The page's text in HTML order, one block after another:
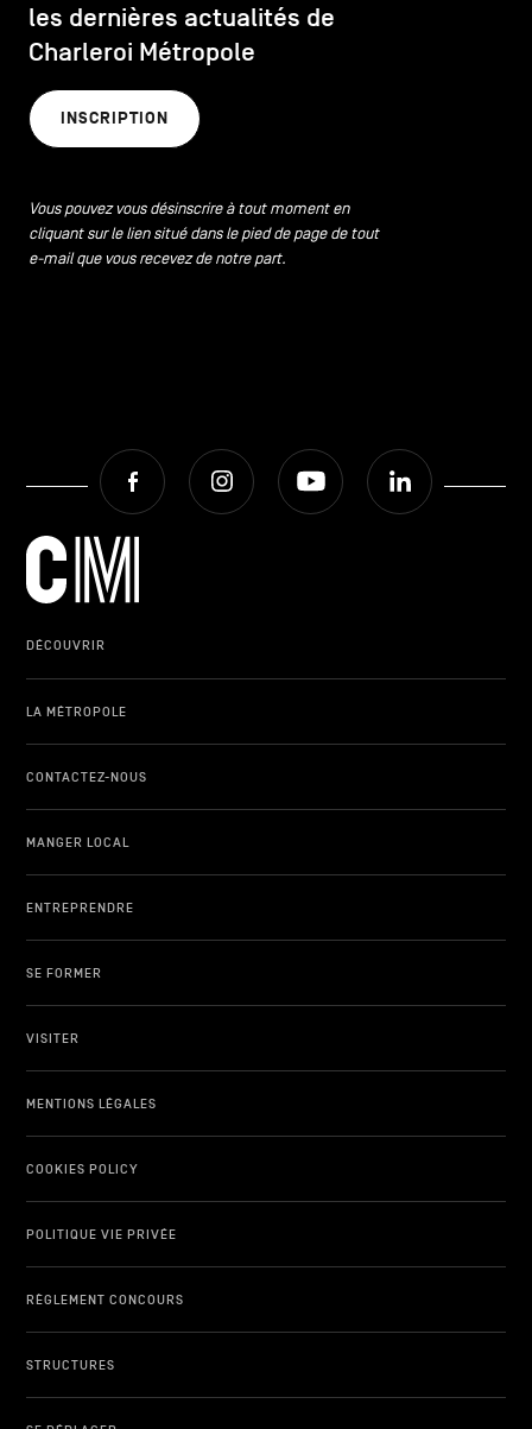
les dernières actualités de
Charleroi Métropole
INSCRIPTION
Vous pouvez vous désinscrire à tout moment en
cliquant sur le lien situé dans le pied de page de tout
e-mail que vous recevez de notre part.
Facebook Instagram Youtube
DÉCOUVRIR
LA MÉTROPOLE
CONTACTEZ-NOUS
MANGER LOCAL
ENTREPRENDRE
SE FORMER
VISITER
MENTIONS LÉGALES
COOKIES POLICY
POLITIQUE VIE PRIVÉE
RÈGLEMENT CONCOURS
STRUCTURES